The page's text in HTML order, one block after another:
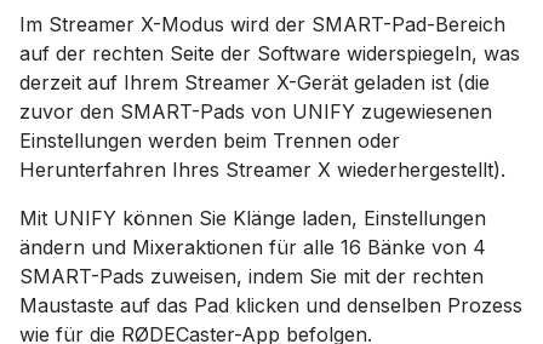
Im Streamer X-Modus wird der SMART-Pad-Bereich
auf der rechten Seite der Software widerspiegeln, was
derzeit auf Ihrem Streamer X-Gerät geladen ist (die
zuvor den SMART-Pads von UNIFY zugewiesenen
Einstellungen werden beim Trennen oder
Herunterfahren Ihres Streamer X wiederhergestellt).
Mit UNIFY können Sie Klänge laden, Einstellungen
ändern und Mixeraktionen für alle 16 Bänke von 4
SMART-Pads zuweisen, indem Sie mit der rechten
Maustaste auf das Pad klicken und denselben Prozess
wie für die RØDECaster-App befolgen.